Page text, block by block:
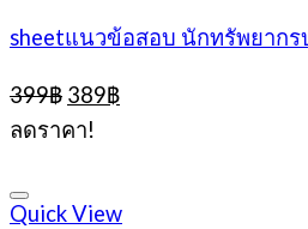
sheetแนวข้อสอบ นักทรัพยาก
399฿ Original
price
was:
389฿Current
ลดราคา!
Quick View